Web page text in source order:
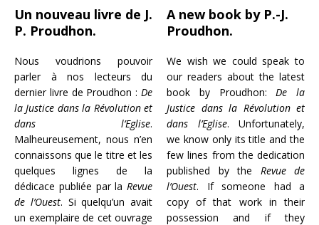
Un nouveau livre de J.
P. Proudhon.
Nous voudrions pouvoir
parler à nos lecteurs du
dernier livre de Proudhon : De
la Justice dans la Révolution et
dans l’Eglise.
Malheureusement, nous n’en
connaissons que le titre et les
quelques lignes de la
dédicace publiée par la Revue
de l’Ouest. Si quelqu’un avait
un exemplaire de cet ouvrage
A new book by P.-J.
Proudhon.
We wish we could speak to
our readers about the latest
book by Proudhon:De la
Justice dans la Révolution et
dans l’Eglise. Unfortunately,
we know only its title and the
few lines from the dedication
published by the Revue de
l’Ouest. If someone had a
copy of that work in their
possession and if they